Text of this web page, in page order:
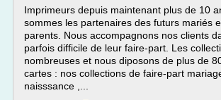
Imprimeurs depuis maintenant plus de 10
sommes les partenaires des futurs mariés
parents. Nous accompagnons nos clients
parfois difficile de leur faire-part. Les
nombreuses et nous diposons de plus de
cartes : nos collections de faire-part
naisssance ,...